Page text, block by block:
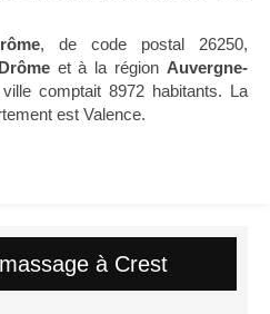
, de code postal 26250,
Drômeet à la région Auvergne-
comptait 8972 habitants. La
est Valence.
à Crest